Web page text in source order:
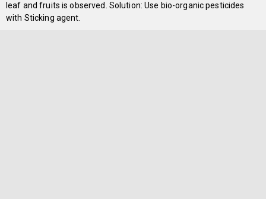
leaf and fruits is observed. Solution: Use bio-organic pesticides
with Sticking agent.